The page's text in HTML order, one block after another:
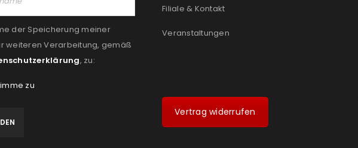
der Speicherung meiner
weiteren Verarbeitung, gemäß
, zu:
zu
Filiale & Kontakt
Veranstaltungen
Vertrag widerrufen